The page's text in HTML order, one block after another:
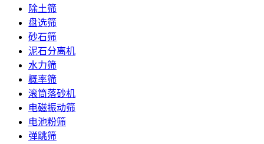
除土筛
盘选筛
砂石筛
泥石分离机
水力筛
概率筛
滚筒落砂机
电磁振动筛
电池粉筛
弹跳筛